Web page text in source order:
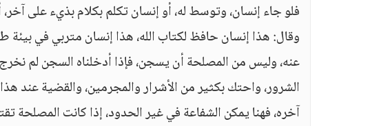
فلو جاء إنسان، وتوسط له، أو إنسان تكلم بكلام بذيء على
وقال: هذا إنسان حافظ لكتاب الله، هذا إنسان متربي في بيئة
عنه، وليس من المصلحة أن يسجن، فإذا أدخلناه السجن لم
الشرور، واحتك بكثير من الأشرار والمجرمين، والقضية عند
آخره، فهنا يمكن الشفاعة في غير الحدود، إذا كانت